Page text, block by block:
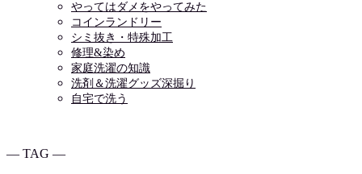
やってはダメをやってみた
コインランドリー
シミ抜き・特殊加工
修理&染め
家庭洗濯の知識
洗剤＆洗濯グッズ深掘り
自宅で洗う
― TAG ―